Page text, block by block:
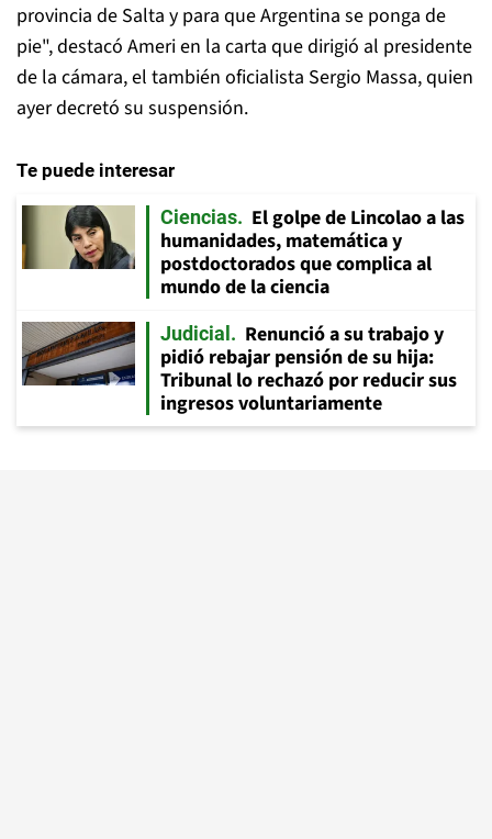
provincia de Salta y para que Argentina se ponga de
pie", destacó Ameri en la carta que dirigió al presidente
de la cámara, el también oficialista Sergio Massa, quien
ayer decretó su suspensión.
Te puede interesar
Ciencias
El golpe de Lincolao a las
humanidades, matemática y
postdoctorados que complica al
mundo de la ciencia
Judicial
Renunció a su trabajo y
pidió rebajar pensión de su hija:
Tribunal lo rechazó por reducir sus
ingresos voluntariamente